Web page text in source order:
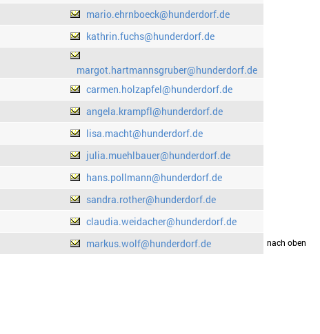
mario.ehrnboeck@hunderdorf.de
kathrin.fuchs@hunderdorf.de
margot.hartmannsgruber@hunderdorf.de
carmen.holzapfel@hunderdorf.de
angela.krampfl@hunderdorf.de
lisa.macht@hunderdorf.de
julia.muehlbauer@hunderdorf.de
hans.pollmann@hunderdorf.de
sandra.rother@hunderdorf.de
claudia.weidacher@hunderdorf.de
markus.wolf@hunderdorf.dedrucken nach oben